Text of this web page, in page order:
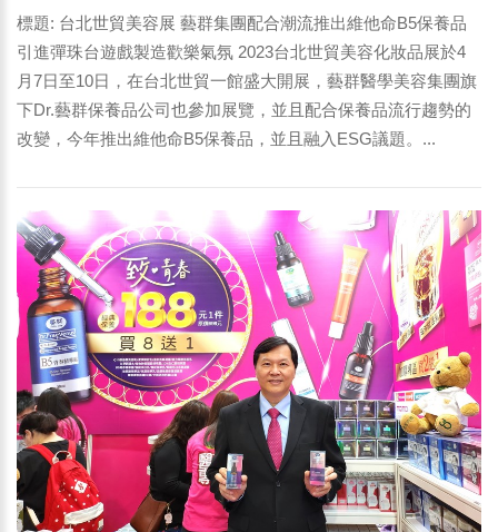
標題: 台北世貿美容展 藝群集團配合潮流推出維他命B5保養品
引進彈珠台遊戲製造歡樂氣氛 2023台北世貿美容化妝品展於4
月7日至10日，在台北世貿一館盛大開展，藝群醫學美容集團旗
下Dr.藝群保養品公司也參加展覽，並且配合保養品流行趨勢的
改變，今年推出維他命B5保養品，並且融入ESG議題。...